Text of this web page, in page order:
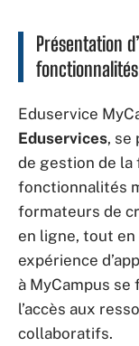
Présentation
fonctionnalités
Eduservice
Eduservices, se
de gestion de la
fonctionnalités
formateurs de
en ligne, tout
expérience
à MyCampus
l’accès aux
collaboratifs.